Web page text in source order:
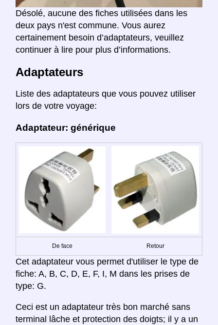
Désolé, aucune des fiches utilisées dans les
deux pays n'est commune. Vous aurez
certainement besoin d’adaptateurs, veuillez
continuer à lire pour plus d’informations.
Adaptateurs
Liste des adaptateurs que vous pouvez utiliser
lors de votre voyage:
Adaptateur: générique
De face Retour
Cet adaptateur vous permet d'utiliser le type de
fiche: A, B, C, D, E, F, I, M dans les prises de
type: G.
Ceci est un adaptateur très bon marché sans
terminal lâche et protection des doigts; il y a un